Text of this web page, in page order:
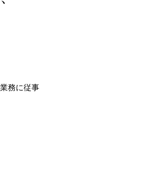
務に従事